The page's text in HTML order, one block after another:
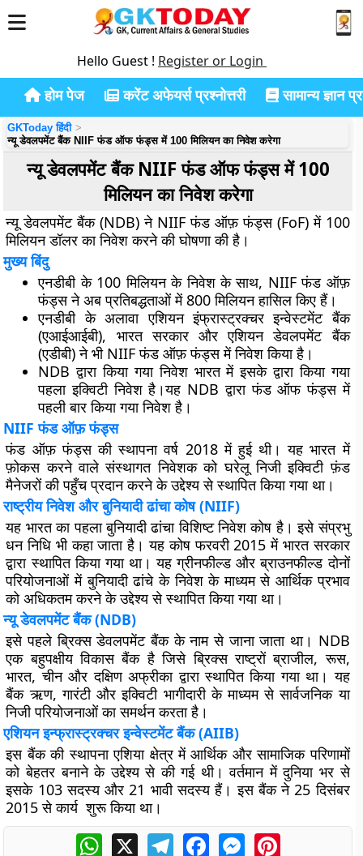
Hello Guest ! Register or Login
होम पेज करेंट अफेयर्स प्रश्नोत्तरी सामान्य ज्ञान
GKToday हिंदी
न्यू डेवलपमेंट बैंक NIIF फंड ऑफ फंड्स में 100 मिलियन का निवेश करेगा
न्यू डेवलपमेंट बैंक NIIF फंड ऑफ फंड्स में 100
मिलियन का निवेश करेगा
न्यू डेवलपमेंट बैंक (NDB) ने NIIF फंड ऑफ़ फंड्स (FoF) में 100
मिलियन डॉलर का निवेश करने की घोषणा की है।
मुख्य बिंदु
एनडीबी के 100 मिलियन के निवेश के साथ, NIIF फंड ऑफ़
फंड्स ने अब प्रतिबद्धताओं में 800 मिलियन हासिल किए हैं।
एनडीबी के अलावा एशियन इंफ्रास्ट्रक्चर इन्वेस्टमेंट बैंक
(एआईआईबी), भारत सरकार और एशियन डेवलपमेंट बैंक
(एडीबी) ने भी NIIF फंड ऑफ़ फंड्स में निवेश किया है।
NDB द्वारा किया गया निवेश भारत में इसके द्वारा किया गया
पहला इक्विटी निवेश है।यह NDB द्वारा फंड ऑफ फंड्स में
पहली बार किया गया निवेश है।
NIIF फंड ऑफ़ फंड्स
फंड ऑफ़ फंड्स की स्थापना वर्ष 2018 में हुई थी। यह भारत में
फ़ोकस करने वाले संस्थागत निवेशक को घरेलू निजी इक्विटी फ़ंड
मैनेजरों की पहुँच प्रदान करने के उद्देश्य से स्थापित किया गया था।
राष्ट्रीय निवेश और बुनियादी ढांचा कोष (NIIF)
यह भारत का पहला बुनियादी ढांचा विशिष्ट निवेश कोष है। इसे संप्रभु
धन निधि भी कहा जाता है। यह कोष फरवरी 2015 में भारत सरकार
द्वारा स्थापित किया गया था। यह ग्रीनफील्ड और ब्राउनफील्ड दोनों
परियोजनाओं में बुनियादी ढांचे के निवेश के माध्यम से आर्थिक प्रभाव
को अधिकतम करने के उद्देश्य से स्थापित किया गया था।
न्यू डेवलपमेंट बैंक (NDB)
इसे पहले ब्रिक्स डेवलपमेंट बैंक के नाम से जाना जाता था। NDB
एक बहुपक्षीय विकास बैंक है जिसे ब्रिक्स राष्ट्रों ब्राजील, रूस,
भारत, चीन और दक्षिण अफ्रीका द्वारा स्थापित किया गया था। यह
बैंक ऋण, गारंटी और इक्विटी भागीदारी के माध्यम से सार्वजनिक या
निजी परियोजनाओं का समर्थन करता है।
एशियन इन्फ्रास्ट्रक्चर इन्वेस्टमेंट बैंक (AIIB)
इस बैंक की स्थापना एशिया क्षेत्र में आर्थिक और सामाजिक परिणामों
को बेहतर बनाने के उद्देश्य से की गई थी। वर्तमान में दुनिया भर से
इसके 103 सदस्य और 21 भावी सदस्य हैं। इस बैंक ने 25 दिसंबर
2015 से कार्य शुरू किया था।
WhatsApp
X TelegramFacebookMessengerPinterest